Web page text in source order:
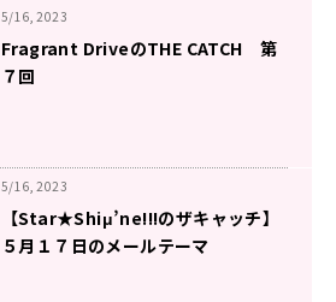
5/16, 2023
Fragrant DriveのTHE CATCH 第
７回
5/16, 2023
【Star★Shiμ’ne!!!のザキャッチ】
５月１７日のメールテーマ